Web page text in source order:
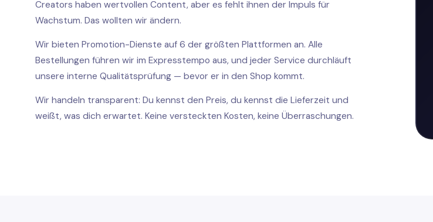
Twitter Likes/Favourites kaufen
Twitter-Follower kaufen
Twitter Retweets kaufen
Creators haben wertvollen Content, aber es fehlt ihnen der Impuls für
Wachstum. Das wollten wir ändern.
Wir bieten Promotion-Dienste auf 6 der größten Plattformen an. Alle
Bestellungen führen wir im Expresstempo aus, und jeder Service durchläuft
unsere interne Qualitätsprüfung — bevor er in den Shop kommt.
Wir handeln transparent: Du kennst den Preis, du kennst die Lieferzeit und
weißt, was dich erwartet. Keine versteckten Kosten, keine Überraschungen.